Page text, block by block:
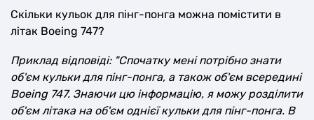
Скільки кульок для пінг-понга можна помістити в
літак Boeing 747?
Приклад відповіді: "Спочатку мені потрібно знати
об'єм кульки для пінг-понга, а також об'єм всередині
Boeing 747. Знаючи цю інформацію, я можу розділити
об'єм літака на об'єм однієї кульки для пінг-понга. В